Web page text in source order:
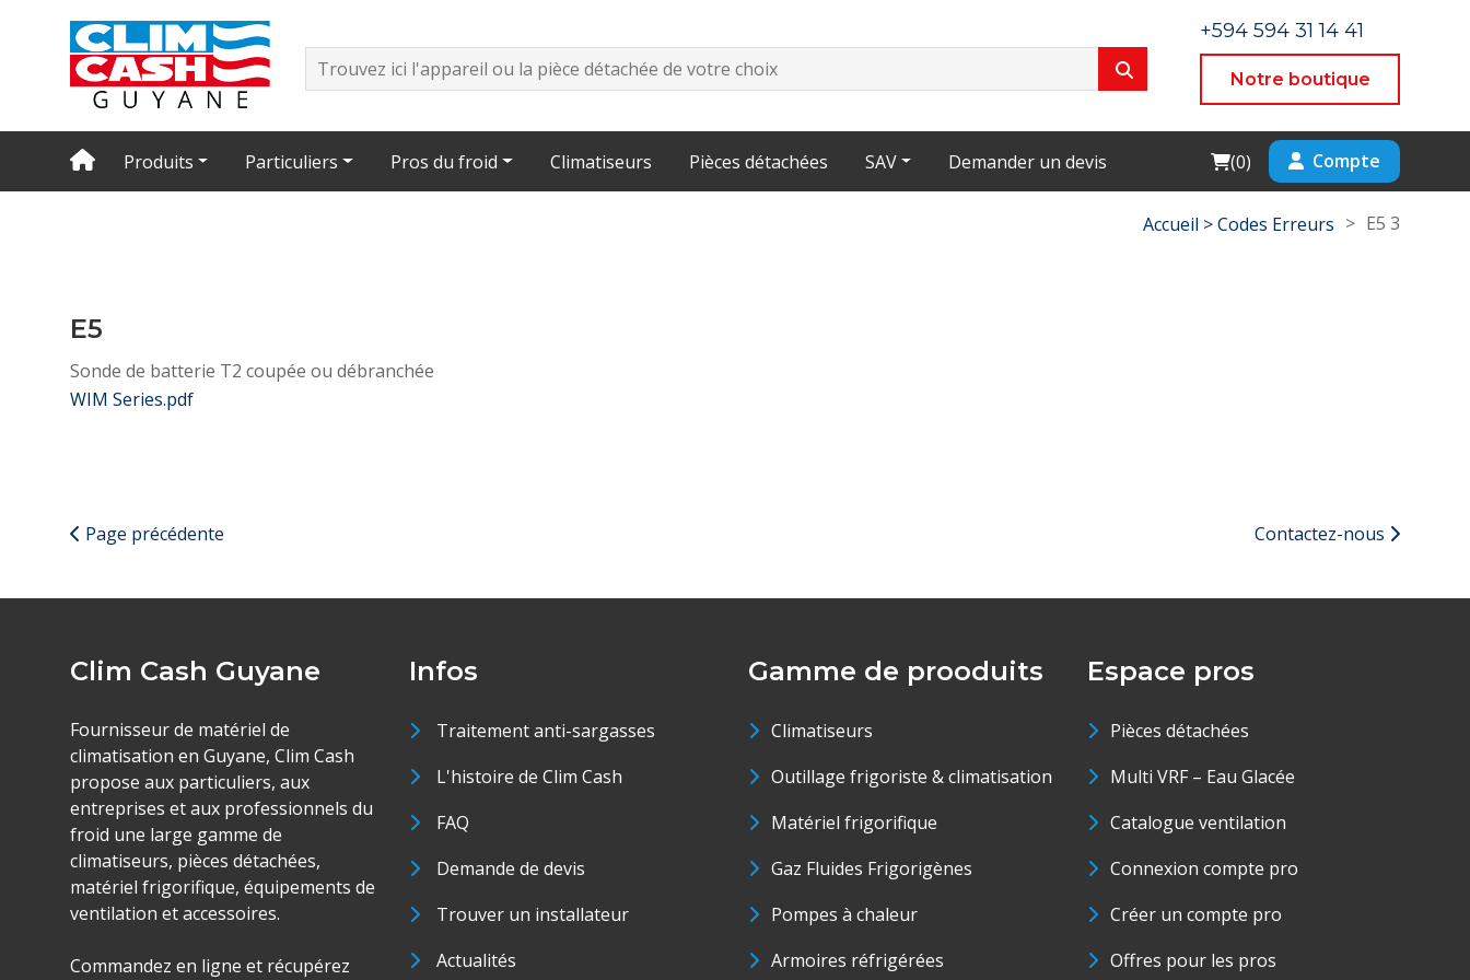
+594 594 31 14 41
Notre boutique
Produits Particuliers Pros du froid Climatiseurs Pièces détachées SAV Demander un devis Cart
(0) Compte
Accueil >Codes Erreurs > E5 3
E5
Sonde de batterie T2 coupée ou débranchée
WIM Series.pdf
Page précédente Contactez-nous
Clim Cash Guyane
Fournisseur de matériel de
climatisation en Guyane, Clim Cash
propose aux particuliers, aux
entreprises et aux professionnels du
froid une large gamme de
climatiseurs, pièces détachées,
matériel frigorifique, équipements de
ventilation et accessoires.
Commandez en ligne et récupérez
Infos
Traitement anti-sargasses
L'histoire de Clim Cash
FAQ
Demande de devis
Trouver un installateur
Actualités
Gamme de prooduits
Climatiseurs
Outillage frigoriste & climatisation
Matériel frigorifique
Gaz Fluides Frigorigènes
Pompes à chaleur
Armoires réfrigérées
Espace pros
Pièces détachées
Multi VRF – Eau Glacée
Catalogue ventilation
Connexion compte pro
Créer un compte pro
Offres pour les pros